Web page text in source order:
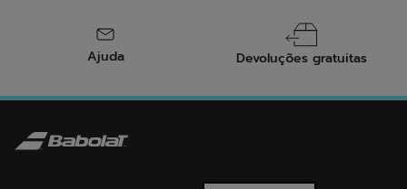
Ajuda Devoluções gratuitas